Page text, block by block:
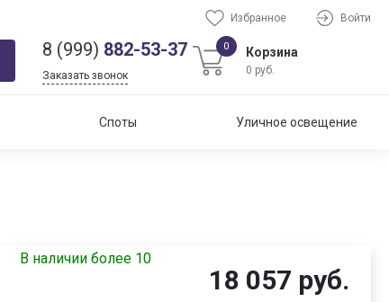
Избранное Войти
8 (999) 882-53-37
Заказать звонок
0 Корзина
0 руб.
Споты Уличное освещение
В наличии более 10
18 057 руб.